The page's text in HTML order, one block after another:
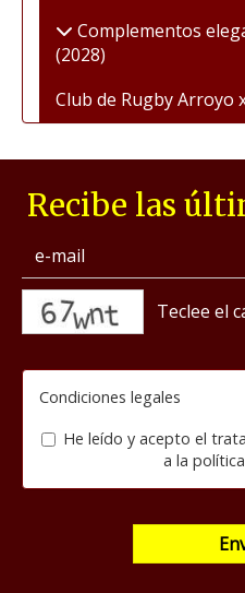
Complementos
(2028)
Club de Rugby Arroyo
Recibe las
Condiciones legales
He leído y acepto el
a la